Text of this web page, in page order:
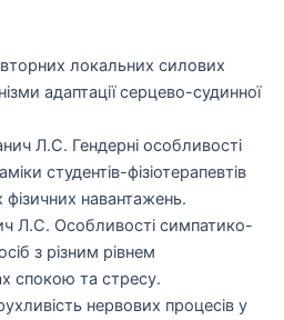
локальних силових
адаптації серцево-судинної
Л.С. Гендерні особливості
студентів-фізіотерапевтів
навантажень.
Л.С. Особливості симпатико-
з різним рівнем
спокою та стресу.
нервових процесів у